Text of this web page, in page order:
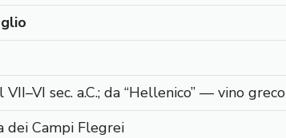
sec. a.C.; da “Hellenico” — vino greco
dei Campi Flegrei